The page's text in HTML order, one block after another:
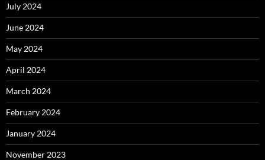
July 2024
June 2024
May 2024
April 2024
March 2024
February 2024
January 2024
November 2023